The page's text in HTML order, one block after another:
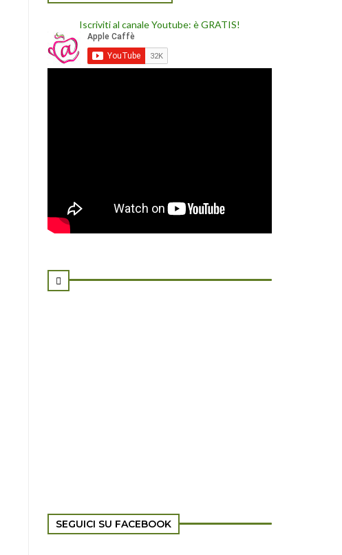
Iscriviti al canale Youtube: è GRATIS!

SEGUICI SU FACEBOOK